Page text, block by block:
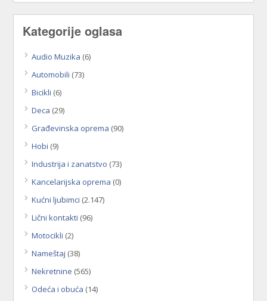
Kategorije oglasa
Audio Muzika (6)
Automobili (73)
Bicikli (6)
Deca (29)
Građevinska oprema (90)
Hobi (9)
Industrija i zanatstvo (73)
Kancelarijska oprema (0)
Kućni ljubimci (2.147)
Lični kontakti (96)
Motocikli (2)
Nameštaj (38)
Nekretnine (565)
Odeća i obuća (14)